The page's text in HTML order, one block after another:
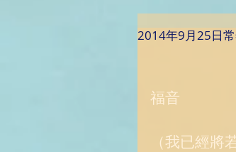
2014年9月25日
福音
（我已經